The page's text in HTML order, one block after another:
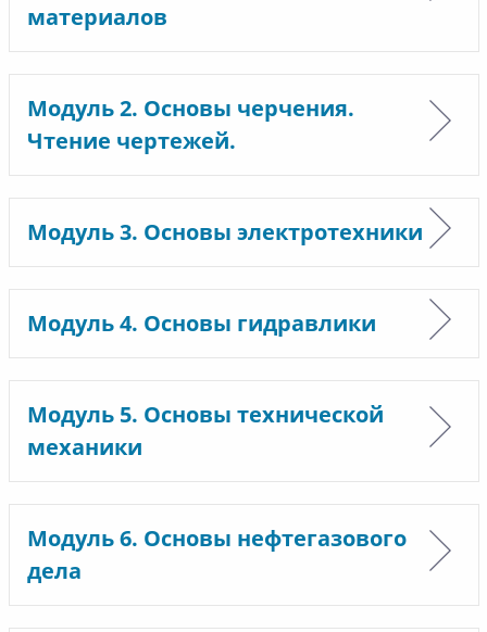
материалов
Модуль 2. Основы черчения.
Чтение чертежей.
Модуль 3. Основы электротехники
Модуль 4. Основы гидравлики
Модуль 5. Основы технической
механики
Модуль 6. Основы нефтегазового
дела